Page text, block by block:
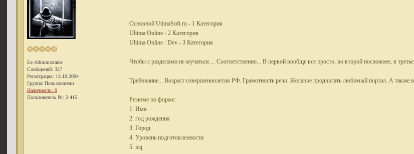
Ex-Administrator
Сообщений: 327
Регистрация: 13.10.2004
Группа: Пользователи
Наличность: 0
Пользователь №: 2.415
Основной UtimaSoft.ru - 1 Категория
Ultima Online - 2 Категория
Ultima Online : Dev - 3 Категория
Чтобы с разделами не мучаться.... Соответственно... В первой вообще все просто, во второй посложнее, в
Требование... Возраст совершеннолетия РФ. Грамотность речи. Желание продвигать любимый портал. А также
Резюме по форме:
1. Имя
2. год рождения
3. Город
4. Уровень подготовленности
5. icq